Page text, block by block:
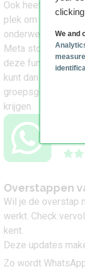
We and
Ook heeft
plek om te chatten
onderwerpen.
Meta stort zich
deze functiesin
kunt dan onder
groepsgesprek en
krijgen.
Overstappen
Wil je de overstap
werkt. Check
kent.
Deze updates
Zo wordt